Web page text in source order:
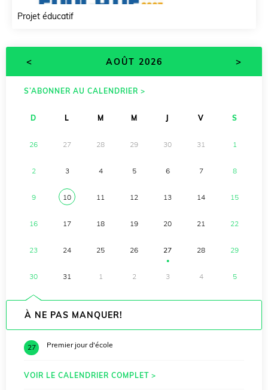
Projet éducatif
< AOÛT 2026 >
S’ABONNER AU CALENDRIER >
D L M M V S
26 27 28 29 30 31 1
2 3 4 5 6 7 8
9 10 11 12 13 14 15
16 17 18 19 20 21 22
23 24 25 26 27
●
28 29
30 31 1 2 3 4 5
À NE PAS MANQUER!
27 Premier jour d'école
VOIR LE CALENDRIER COMPLET >